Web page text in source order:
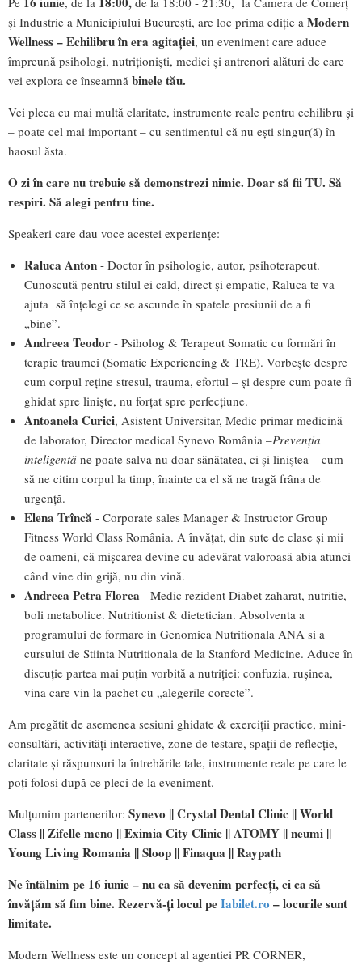
și Industrie a Municipiului București, are loc prima ediție a Modern
Wellness – Echilibru în era agitației, un eveniment care aduce
împreună psihologi, nutriționiști, medici și antrenori alături de care
vei explora ce înseamnă binele tău.
Vei pleca cu mai multă claritate, instrumente reale pentru echilibru și
– poate cel mai important – cu sentimentul că nu ești singur(ă) în
haosul ăsta.
O zi în care nu trebuie să demonstrezi nimic. Doar să fii TU. Să
respiri. Să alegi pentru tine.
Speakeri care dau voce acestei experiențe:
Raluca Anton - Doctor în psihologie, autor, psihoterapeut.
Cunoscută pentru stilul ei cald, direct și empatic, Raluca te va
ajuta să înțelegi ce se ascunde în spatele presiunii de a fi
„bine”.
Andreea Teodor - Psiholog & Terapeut Somatic cu formări în
terapie traumei (Somatic Experiencing & TRE). Vorbește despre
cum corpul reține stresul, trauma, efortul – și despre cum poate fi
ghidat spre liniște, nu forțat spre perfecțiune.
Antoanela Curici, Asistent Universitar, Medic primar medicină
de laborator, Director medical Synevo România –Prevenția
inteligentă ne poate salva nu doar sănătatea, ci și liniștea – cum
să ne citim corpul la timp, înainte ca el să ne tragă frâna de
urgență.
Elena Trîncă - Corporate sales Manager & Instructor Group
Fitness World Class România. A învățat, din sute de clase și mii
de oameni, că mișcarea devine cu adevărat valoroasă abia atunci
când vine din grijă, nu din vină.
Andreea Petra Florea - Medic rezident Diabet zaharat, nutritie,
boli metabolice. Nutritionist & dietetician. Absolventa a
programului de formare in Genomica Nutritionala ANA si a
cursului de Stiinta Nutritionala de la Stanford Medicine. Aduce în
discuție partea mai puțin vorbită a nutriției: confuzia, rușinea,
vina care vin la pachet cu „alegerile corecte”.
Am pregătit de asemenea sesiuni ghidate & exerciții practice, mini-
consultări, activități interactive, zone de testare, spații de reflecție,
claritate și răspunsuri la întrebările tale, instrumente reale pe care le
poți folosi după ce pleci de la eveniment.
Mulțumim partenerilor: Synevo || Crystal Dental Clinic || World
Class || Zifelle meno || Eximia City Clinic || ATOMY || neumi ||
Young Living Romania || Sloop || Finaqua || Raypath
Ne întâlnim pe 16 iunie – nu ca să devenim perfecți, ci ca să
învățăm să fim bine. Rezervă-ți locul peIabilet.ro – locurile sunt
limitate.
Modern Wellness este un concept al agentiei PR CORNER,